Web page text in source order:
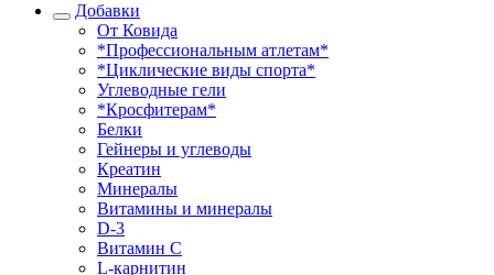
Добавки
От Ковида
*Профессиональным атлетам*
*Циклические виды спорта*
Углеводные гели
*Кросфитерам*
Белки
Гейнеры и углеводы
Креатин
Минералы
Витамины и минералы
D-3
Витамин С
L-карнитин